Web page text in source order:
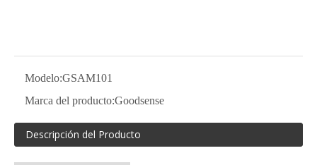
Modelo:GSAM101
Marca del producto:Goodsense
Descripción del Producto